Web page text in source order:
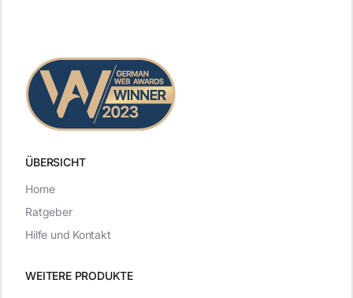
ÜBERSICHT
WEITERE PRODUKTE
Home
Ratgeber
Hilfe und Kontakt